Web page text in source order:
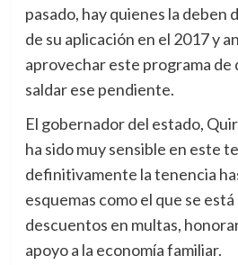
pasado, hay quienes la deben
de su aplicación en el 2017 y
aprovechar este programa de
saldar ese pendiente.
El gobernador del estado,
ha sido muy sensible en este
definitivamente la tenencia
esquemas como el que se
descuentos en multas,
apoyo a la economía familiar.